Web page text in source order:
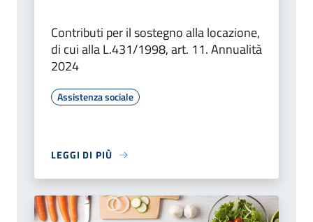
Contributi per il sostegno alla locazione,
di cui alla L.431/1998, art. 11. Annualità
2024
Assistenza sociale
LEGGI DI PIÙ